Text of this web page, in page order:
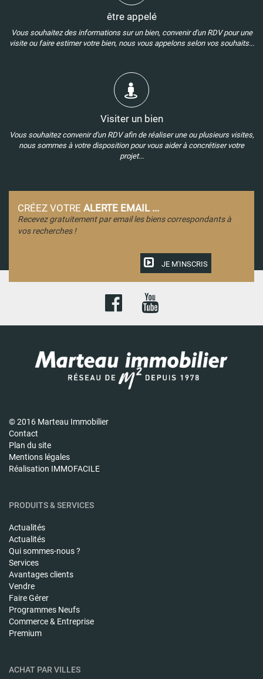
être appelé
Vous souhaitez des informations sur un bien, convenir d'un RDV pour une
visite ou faire estimer votre bien, nous vous appelons selon vos souhaits...
Visiter un bien
Vous souhaitez convenir d'un RDV afin de réaliser une ou plusieurs visites,
nous sommes à votre disposition pour vous aider à concrétiser votre
projet...
CRÉEZ VOTRE ALERTE EMAIL ...
Recevez gratuitement par email les biens correspondants à
vos recherches !
JE M'INSCRIS
© 2016 Marteau Immobilier
Contact
Plan du site
Mentions légales
Réalisation IMMOFACILE
PRODUITS & SERVICES
Actualités
Actualités
Qui sommes-nous ?
Services
Avantages clients
Vendre
Faire Gérer
Programmes Neufs
Commerce & Entreprise
Premium
ACHAT PAR VILLES